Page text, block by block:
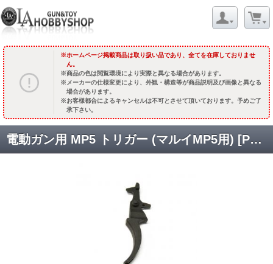
ホームページ掲載商品は取り扱い品であり、全てを在庫しておりませ
ん。
商品の色は閲覧環境により実際と異なる場合があります。
メーカーの仕様変更により、外観・構造等が商品説明及び画像と異なる
場合があります。
お客様都合によるキャンセルは不可とさせて頂いております。予めご了
承下さい。
電動ガン用 MP5 トリガー (マルイMP5用) [PC-AT-TRG-MP5] [取寄]